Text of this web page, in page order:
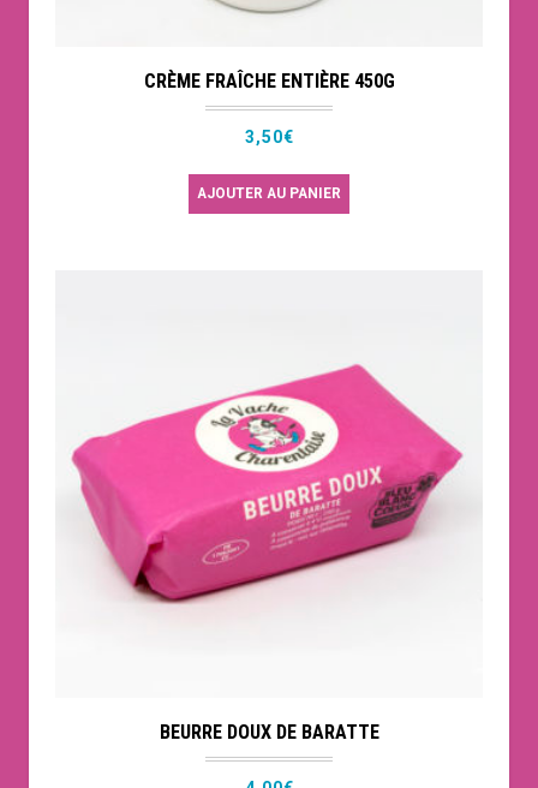
CRÈME FRAÎCHE ENTIÈRE 450G
3,50€
AJOUTER AU PANIER
BEURRE DOUX DE BARATTE